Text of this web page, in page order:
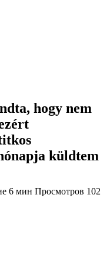
hogy nem
küldtem
6 мин Просмотров 102